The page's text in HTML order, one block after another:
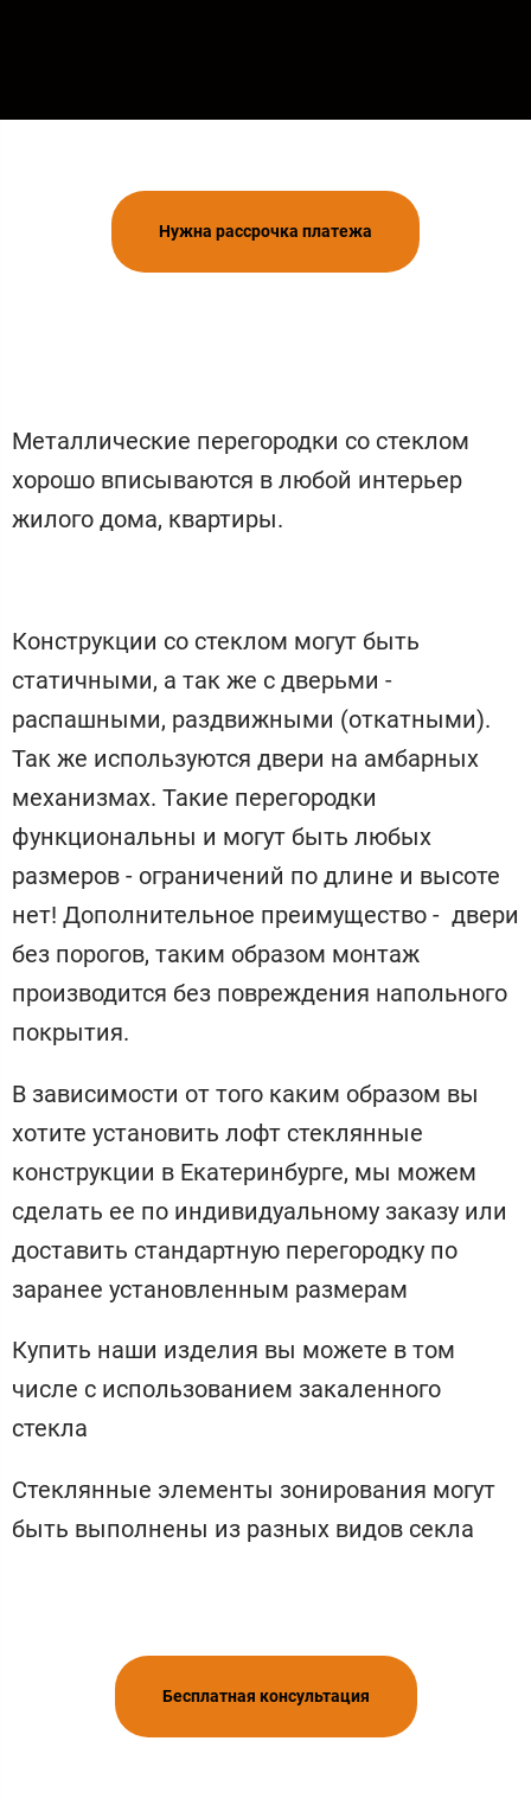
Нужна рассрочка платежа
Металлические перегородки со стеклом
хорошо вписываются в любой интерьер
жилого дома, квартиры.
Конструкции со стеклом могут быть
статичными, а так же с дверьми -
распашными, раздвижными (откатными).
Так же используются двери на амбарных
механизмах. Такие перегородки
функциональны и могут быть любых
размеров - ограничений по длине и высоте
нет! Дополнительное преимущество - двери
без порогов, таким образом монтаж
производится без повреждения напольного
покрытия.
В зависимости от того каким образом вы
хотите установить лофт стеклянные
конструкции в Екатеринбурге, мы можем
сделать ее по индивидуальному заказу или
доставить стандартную перегородку по
заранее установленным размерам
Купить наши изделия вы можете в том
числе с использованием закаленного
стекла
Стеклянные элементы зонирования могут
быть выполнены из разных видов секла
Бесплатная консультация